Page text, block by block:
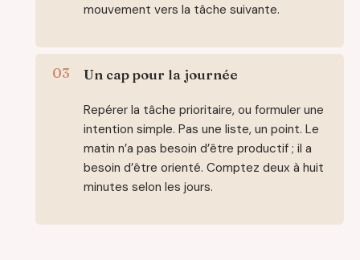
mouvement vers la tâche suivante.
Un cap pour la journée
Repérer la tâche prioritaire, ou formuler une
intention simple. Pas une liste, un point. Le
matin n’a pas besoin d’être productif ; il a
besoin d’être orienté. Comptez deux à huit
minutes selon les jours.